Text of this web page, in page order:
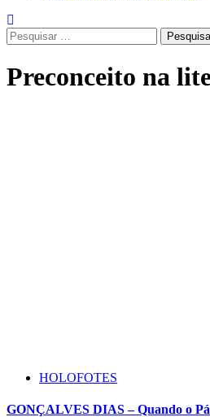
Pesquisar
por:
Preconceito na
HOLOFOTES
GONÇALVES DIAS – Quando o